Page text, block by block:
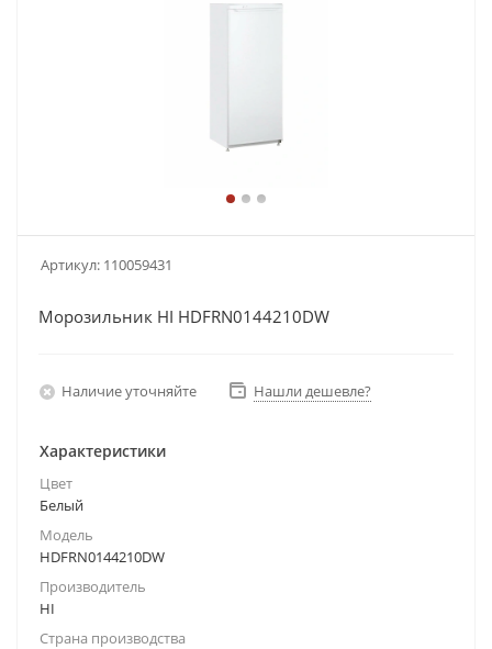
Артикул: 110059431
Морозильник HI HDFRN0144210DW
Наличие уточняйте Нашли дешевле?
Характеристики
Цвет
Белый
Модель
HDFRN0144210DW
Производитель
HI
Страна производства